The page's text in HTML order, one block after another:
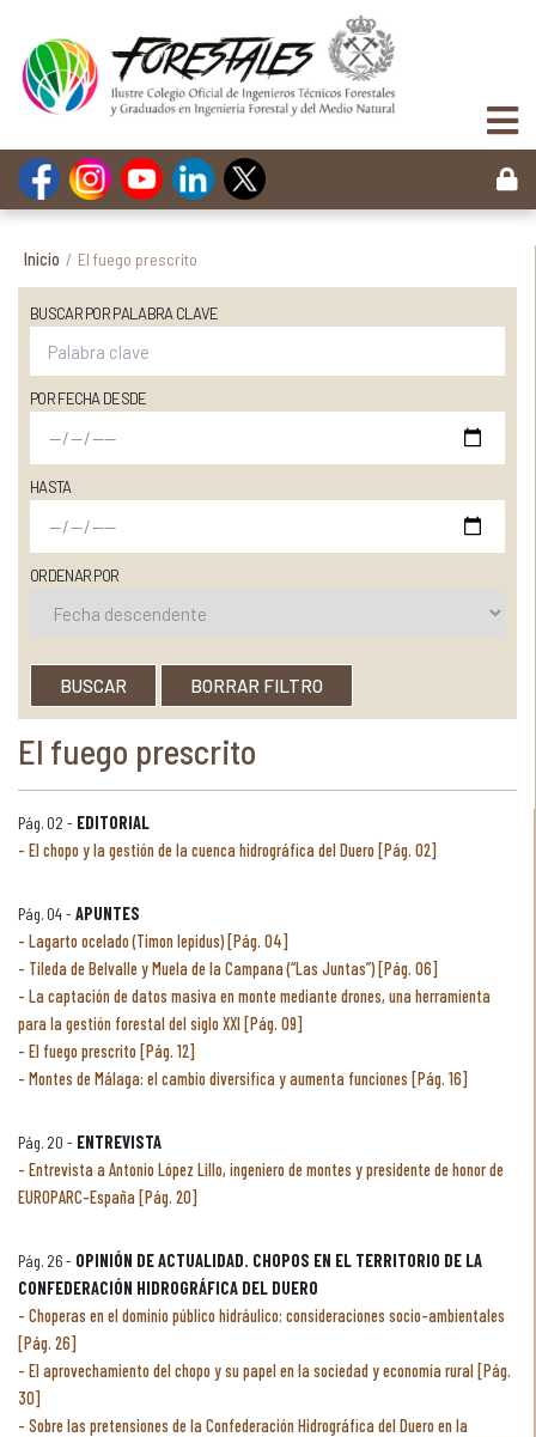
Inicio / El fuego prescrito
BUSCAR POR PALABRA CLAVE
POR FECHA DESDE
HASTA
ORDENAR POR
BUSCAR BORRAR FILTRO
El fuego prescrito
Pág. 02 - EDITORIAL
El chopo y la gestión de la cuenca hidrográfica del Duero [Pág. 02]
Pág. 04 - APUNTES
Lagarto ocelado (Timon lepidus) [Pág. 04]
Tileda de Belvalle y Muela de la Campana (“Las Juntas”) [Pág. 06]
La captación de datos masiva en monte mediante drones, una herramienta
para la gestión forestal del siglo XXI [Pág. 09]
El fuego prescrito [Pág. 12]
Montes de Málaga: el cambio diversifica y aumenta funciones [Pág. 16]
Pág. 20 - ENTREVISTA
Entrevista a Antonio López Lillo, ingeniero de montes y presidente de honor de
EUROPARC-España [Pág. 20]
Pág. 26 - OPINIÓN DE ACTUALIDAD. CHOPOS EN EL TERRITORIO DE LA
CONFEDERACIÓN HIDROGRÁFICA DEL DUERO
Choperas en el dominio público hidráulico: consideraciones socio-ambientales
[Pág. 26]
El aprovechamiento del chopo y su papel en la sociedad y economía rural [Pág.
30]
Sobre las pretensiones de la Confederación Hidrográfica del Duero en la